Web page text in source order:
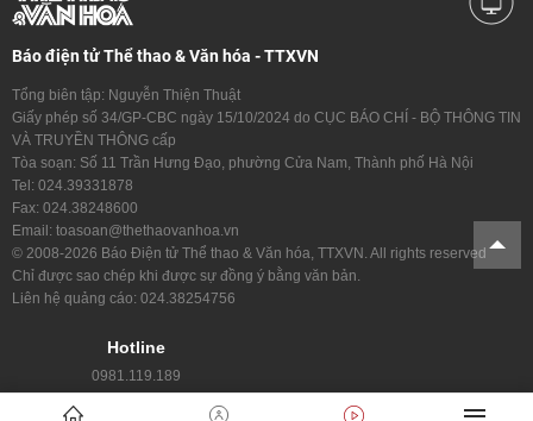
Báo điện tử Thể thao & Văn hóa - TTXVN
Tổng biên tập: Nguyễn Thiện Thuật
Giấy phép số 34/GP-CBC ngày 15/10/2024 do CỤC BÁO CHÍ - BỘ THÔNG TIN
VÀ TRUYỀN THÔNG cấp
Tòa soạn: Số 11 Trần Hưng Đạo, phường Cửa Nam, Thành phố Hà Nội
Tel: 024.39331878
Fax: 024.38248600
Email: toasoan@thethaovanhoa.vn
© 2008-2026 Báo Điện tử Thể thao & Văn hóa, TTXVN. All rights reserved
Chỉ được sao chép khi được sự đồng ý bằng văn bản.
Liên hệ quảng cáo: 024.38254756
Hotline
0981.119.189